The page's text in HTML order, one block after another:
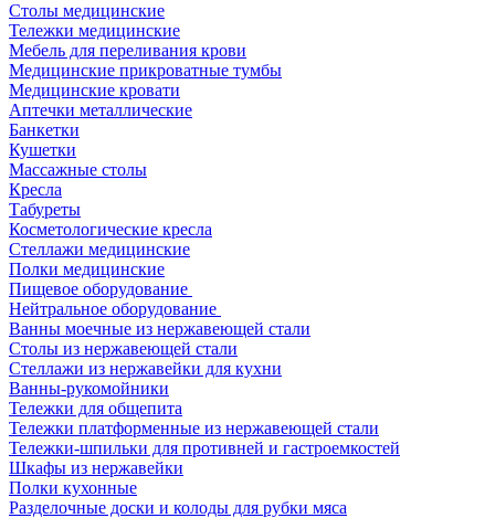
Столы медицинские
Тележки медицинские
Мебель для переливания крови
Медицинские прикроватные тумбы
Медицинские кровати
Аптечки металлические
Банкетки
Кушетки
Массажные столы
Кресла
Табуреты
Косметологические кресла
Стеллажи медицинские
Полки медицинские
Пищевое оборудование
Нейтральное оборудование
Ванны моечные из нержавеющей стали
Столы из нержавеющей стали
Стеллажи из нержавейки для кухни
Ванны-рукомойники
Тележки для общепита
Тележки платформенные из нержавеющей стали
Тележки-шпильки для противней и гастроемкостей
Шкафы из нержавейки
Полки кухонные
Разделочные доски и колоды для рубки мяса